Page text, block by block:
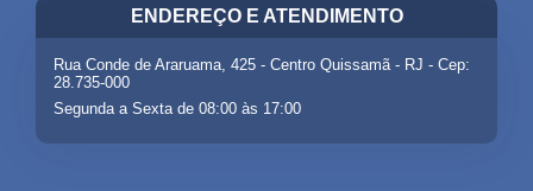
ENDEREÇO E ATENDIMENTO
Rua Conde de Araruama, 425 - Centro Quissamã - RJ - Cep:
28.735-000
Segunda a Sexta de 08:00 às 17:00